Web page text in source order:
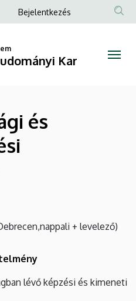
Anonim
menüje
Bejelentkezés
Kar
és
+ levelező)
lévő képzési és kimeneti